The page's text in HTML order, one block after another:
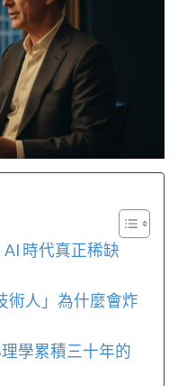
時代真正稀缺
術人」為什麼會炸
學累積三十年的